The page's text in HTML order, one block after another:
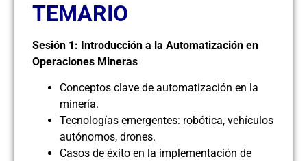
TEMARIO
Sesión 1: Introducción a la Automatización en
Operaciones Mineras
Conceptos clave de automatización en la
minería.
Tecnologías emergentes: robótica, vehículos
autónomos, drones.
Casos de éxito en la implementación de